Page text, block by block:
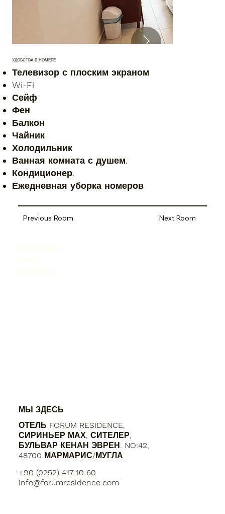
УДОБСТВА В НОМЕРЕ
Телевизор с плоским экраном
Wi-Fi
Сейф
Фен
Балкон
Чайник
Холодильник
Ванная комната с душем.
Кондиционер.
Ежедневная уборка номеров
Previous Room Next Room
МЫ ЗДЕСЬ
ОТЕЛЬ FORUM RESIDENCE,
СИРИНЬЕР МАХ, СИТЕЛЕР,
БУЛЬВАР КЕНАН ЭВРЕН. NO:42,
48700 МАРМАРИС/МУГЛА
+90 (0252) 417 10 60
info@forumresidence.com